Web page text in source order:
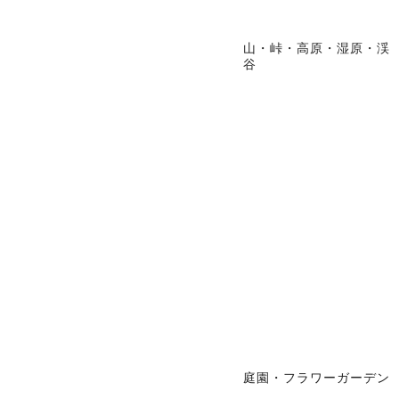
山・峠・高原・湿原・渓
谷
庭園・フラワーガーデン